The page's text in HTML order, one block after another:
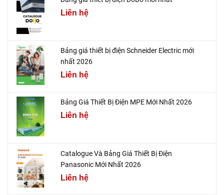
Liên hệ
Bảng giá thiết bị điện Schneider Electric mới
nhất 2026
Liên hệ
Bảng Giá Thiết Bị Điện MPE Mới Nhất 2026
Liên hệ
Catalogue Và Bảng Giá Thiết Bị Điện
Panasonic Mới Nhất 2026
Liên hệ